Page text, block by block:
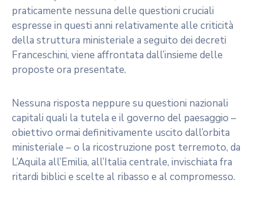
praticamente nessuna delle questioni cruciali
espresse in questi anni relativamente alle criticità
della struttura ministeriale a seguito dei decreti
Franceschini, viene affrontata dall’insieme delle
proposte ora presentate.
Nessuna risposta neppure su questioni nazionali
capitali quali la tutela e il governo del paesaggio –
obiettivo ormai definitivamente uscito dall’orbita
ministeriale – o la ricostruzione post terremoto, da
L’Aquila all’Emilia, all’Italia centrale, invischiata fra
ritardi biblici e scelte al ribasso e al compromesso.